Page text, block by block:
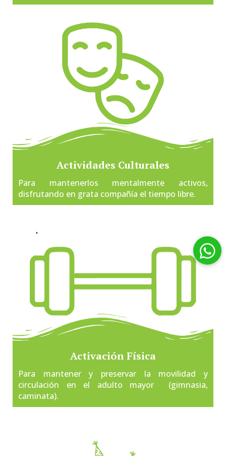
Actividades Culturales
Para mantenerlos mentalmente activos,
disfrutando en grata compañía el tiempo libre.
Activación Física
Para mantener y preservar la movilidad y
circulación en el adulto mayor (gimnasia,
caminata).